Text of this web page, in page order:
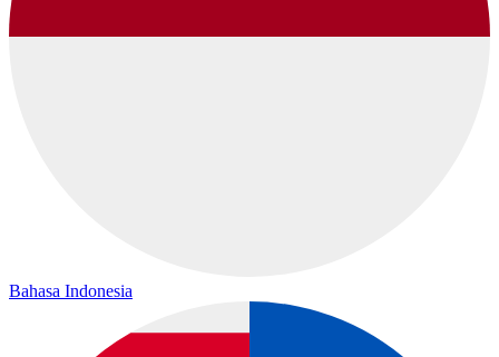
Bahasa Indonesia